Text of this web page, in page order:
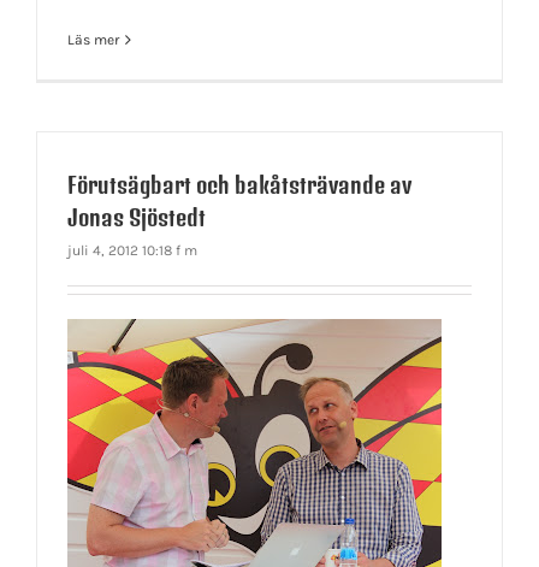
Läs mer
Förutsägbart och bakåtsträvande av
Jonas Sjöstedt
juli 4, 2012 10:18 f m